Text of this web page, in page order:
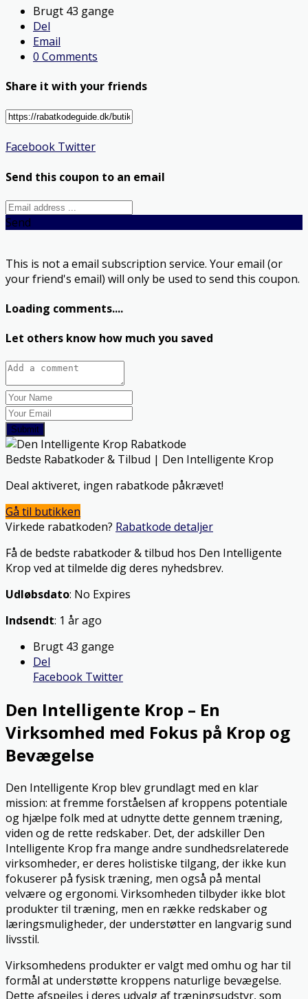
Brugt 43 gange
Del
Email
0 Comments
Share it with your friends
Facebook Twitter
Send this coupon to an email
Send
This is not a email subscription service. Your email (or
your friend's email) will only be used to send this coupon.
Loading comments....
Let others know how much you saved
Submit
Bedste Rabatkoder & Tilbud | Den Intelligente Krop
Deal aktiveret, ingen rabatkode påkrævet!
Gå til butikken
Virkede rabatkoden? Rabatkode detaljer
Få de bedste rabatkoder & tilbud hos Den Intelligente
Krop ved at tilmelde dig deres nyhedsbrev.
Udløbsdato: No Expires
Indsendt: 1 år ago
Brugt 43 gange
Del
Facebook Twitter
Den Intelligente Krop – En
Virksomhed med Fokus på Krop og
Bevægelse
Den Intelligente Krop blev grundlagt med en klar
mission: at fremme forståelsen af kroppens potentiale
og hjælpe folk med at udnytte dette gennem træning,
viden og de rette redskaber. Det, der adskiller Den
Intelligente Krop fra mange andre sundhedsrelaterede
virksomheder, er deres holistiske tilgang, der ikke kun
fokuserer på fysisk træning, men også på mental
velvære og ergonomi. Virksomheden tilbyder ikke blot
produkter til træning, men en række redskaber og
læringsmuligheder, der understøtter en langvarig sund
livsstil.
Virksomhedens produkter er valgt med omhu og har til
formål at understøtte kroppens naturlige bevægelse.
Dette afspejles i deres udvalg af træningsudstyr, som